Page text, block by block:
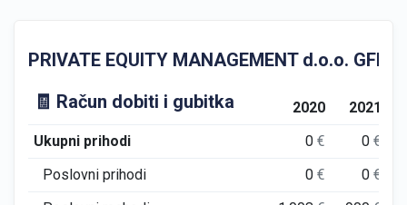
PRIVATE EQUITY MANAGEMENT d.o.o. GFI
🧾 Račun dobiti i gubitka
2020 2021
Ukupni prihodi
0€ 0€
Poslovni prihodi
0€ 0€